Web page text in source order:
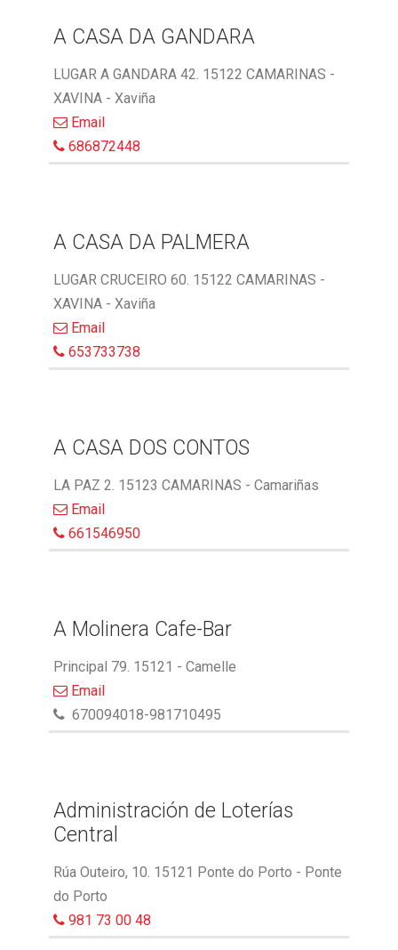
A CASA DA GANDARA
LUGAR A GANDARA 42. 15122 CAMARINAS -
XAVINA - Xaviña
Email
686872448
A CASA DA PALMERA
LUGAR CRUCEIRO 60. 15122 CAMARINAS -
XAVINA - Xaviña
Email
653733738
A CASA DOS CONTOS
LA PAZ 2. 15123 CAMARINAS - Camariñas
Email
661546950
A Molinera Cafe-Bar
Principal 79. 15121 - Camelle
Email
670094018-981710495
Administración de Loterías
Central
Rúa Outeiro, 10. 15121 Ponte do Porto - Ponte
do Porto
981 73 00 48